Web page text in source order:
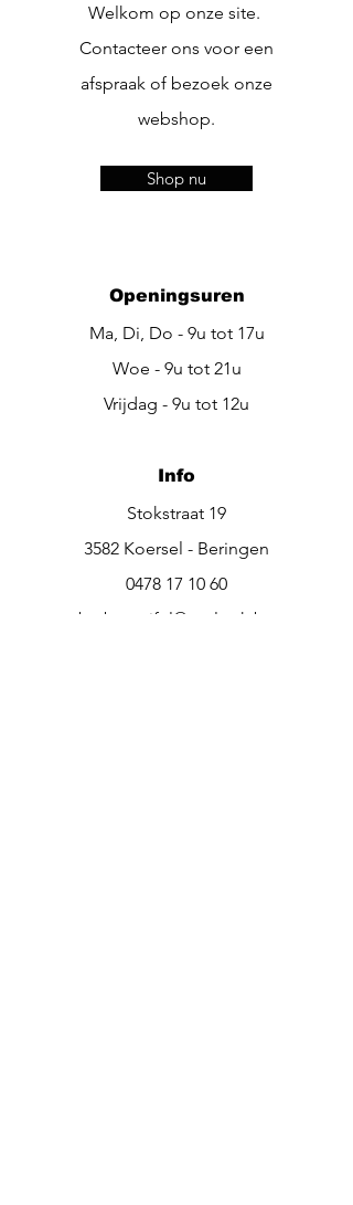
Welkom op onze site.
Contacteer ons voor een
afspraak of bezoek onze
webshop.
Shop nu
Openingsuren
Ma, Di, Do - 9u tot 17u
Woe - 9u tot 21u
Vrijdag - 9u tot 12u
Info
Stokstraat 19
3582 Koersel - Beringen
0478 17 10 60
be.beautiful@outlook.be